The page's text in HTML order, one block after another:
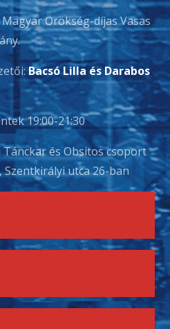
Örökség-díjas Vasas
Bacsó Lilla és Darabos
19:00-21:30
és Obsitos csoport
utca 26-ban